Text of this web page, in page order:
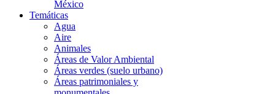
México
Temáticas
Agua
Aire
Animales
Áreas de Valor Ambiental
Áreas verdes (suelo urbano)
Áreas patrimoniales y